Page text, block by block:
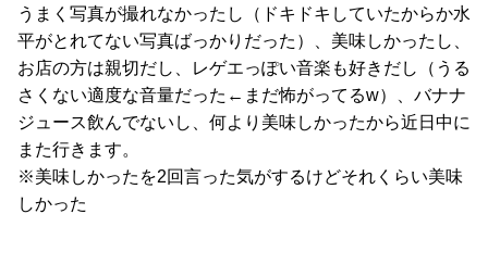
うまく写真が撮れなかったし（ドキドキしていたからか水
平がとれてない写真ばっかりだった）、美味しかったし、
お店の方は親切だし、レゲエっぽい音楽も好きだし（うる
さくない適度な音量だった←まだ怖がってるw）、バナナ
ジュース飲んでないし、何より美味しかったから近日中に
また行きます。
※美味しかったを2回言った気がするけどそれくらい美味
しかった